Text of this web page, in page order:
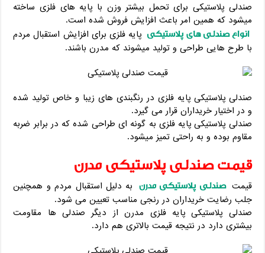
صندلی پلاستیکی برای تحمل بیشتر وزن با پایه های فلزی ساخته
میشود که همین امر باعث افزایش فروش شده است.
انواع صندلی های پلاستیکی پایه فلزی برای افزایش استقبال مردم
با طرح هایی طراحی و تولید میشوند که مدرن باشند.
صندلی پلاستیکی پایه فلزی در رنگبندی های زیبا و‌ خاص تولید شده
و در اختیار خریداران قرار می گیرد.
صندلی پلاستیکی پایه فلزی به گونه ای طراحی شده که در برابر ضربه
مقاوم بوده و به راحتی تمیز میشود.
قیمت صندلی پلاستیکی مدرن
قیمت صندلی پلاستیکی مدرن به دلیل استقبال مردم و همچنین
جلب رضایت خریداران در رنجی مناسب تعیین می شود.
صندلی پلاستیکی پایه فلزی مدرن از دیگر صندلی ها مقاومت
بیشتری دارد در نتیجه قیمت بالاتری هم دارد.